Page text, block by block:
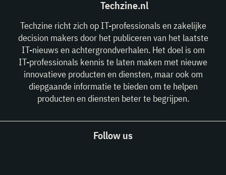
Techzine.nl
Techzine richt zich op IT-professionals en zakelijke
decision makers door het publiceren van het laatste
IT-nieuws en achtergrondverhalen. Het doel is om
IT-professionals kennis te laten maken met nieuwe
innovatieve producten en diensten, maar ook om
diepgaande informatie te bieden om te helpen
producten en diensten beter te begrijpen.
Follow us